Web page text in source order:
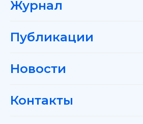
Журнал
Публикации
Новости
Контакты